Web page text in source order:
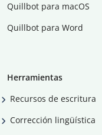
Quillbot para macOS
Quillbot para Word
Herramientas
Recursos de escritura
Corrección lingüística